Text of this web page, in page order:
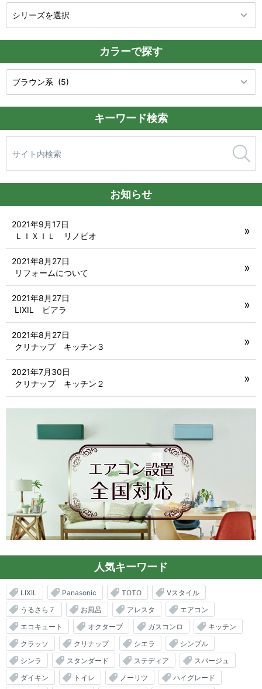
カラーで探す
キーワード検索
索:
お知らせ
ＬＩＸＩＬ リノビオ
2021年9月17日
リフォームについて
2021年8月27日
LIXIL ピアラ
2021年8月27日
クリナップ キッチン３
2021年8月27日
クリナップ キッチン２
2021年7月30日
人気キーワード
LIXIL Panasonic TOTO
Vスタイル
うるさら７
お風呂 アレスタ
エアコン
エコキュート
オクターブ ガスコンロ
キッチン
クラッソ
クリナップ シエラ
シンプル
シンラ
スタンダード ステディア
スパージュ
ダイキン
トイレ ノーリツ
ハイグレード